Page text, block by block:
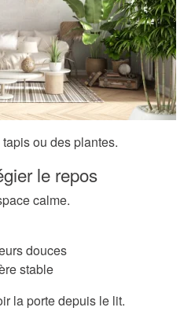
ou des plantes.
le repos
calme.
douces
stable
la porte depuis le lit.